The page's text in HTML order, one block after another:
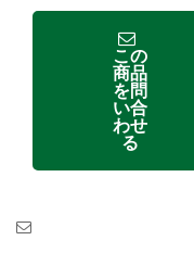
この
商品
を問
い合
わせ
る